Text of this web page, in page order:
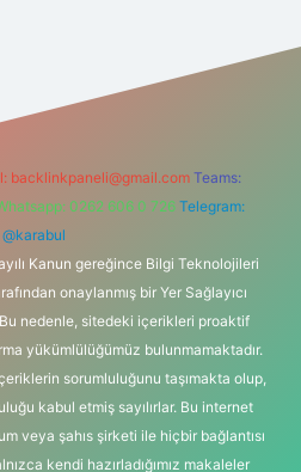
backlinkpaneli@gmail.com Teams:
0262 606 0 726 Telegram:
@karabul
Kanun gereğince Bilgi Teknolojileri
onaylanmış bir Yer Sağlayıcı
nedenle, sitedeki içerikleri proaktif
yükümlülüğümüz bulunmamaktadır.
sorumluluğunu taşımakta olup,
kabul etmiş sayılırlar. Bu internet
veya şahıs şirketi ile hiçbir bağlantısı
kendi hazırladığımız makaleler